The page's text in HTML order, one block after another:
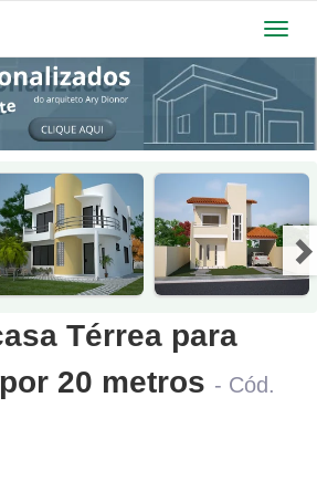
Térrea para
20 metros - Cód.